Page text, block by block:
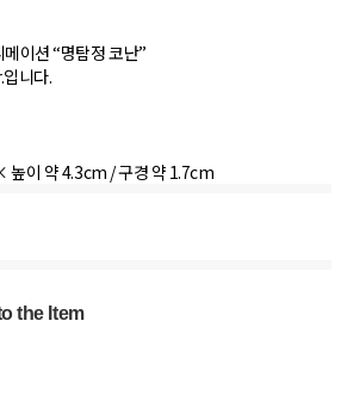
이션 “명탐정 코난”
니다.
이 약 4.3cm / 구경 약 1.7cm
the Item